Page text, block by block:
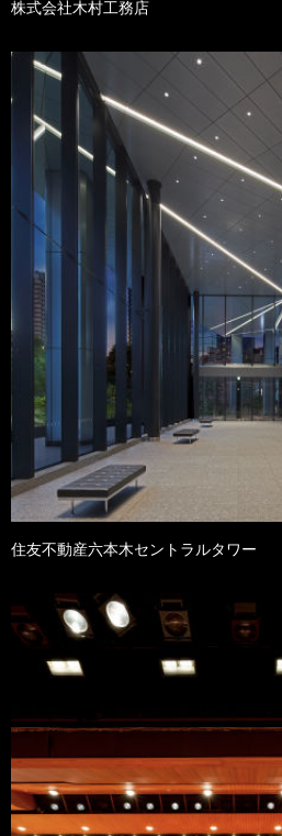
株式会社木村工務店
住友不動産六本木セントラルタワー